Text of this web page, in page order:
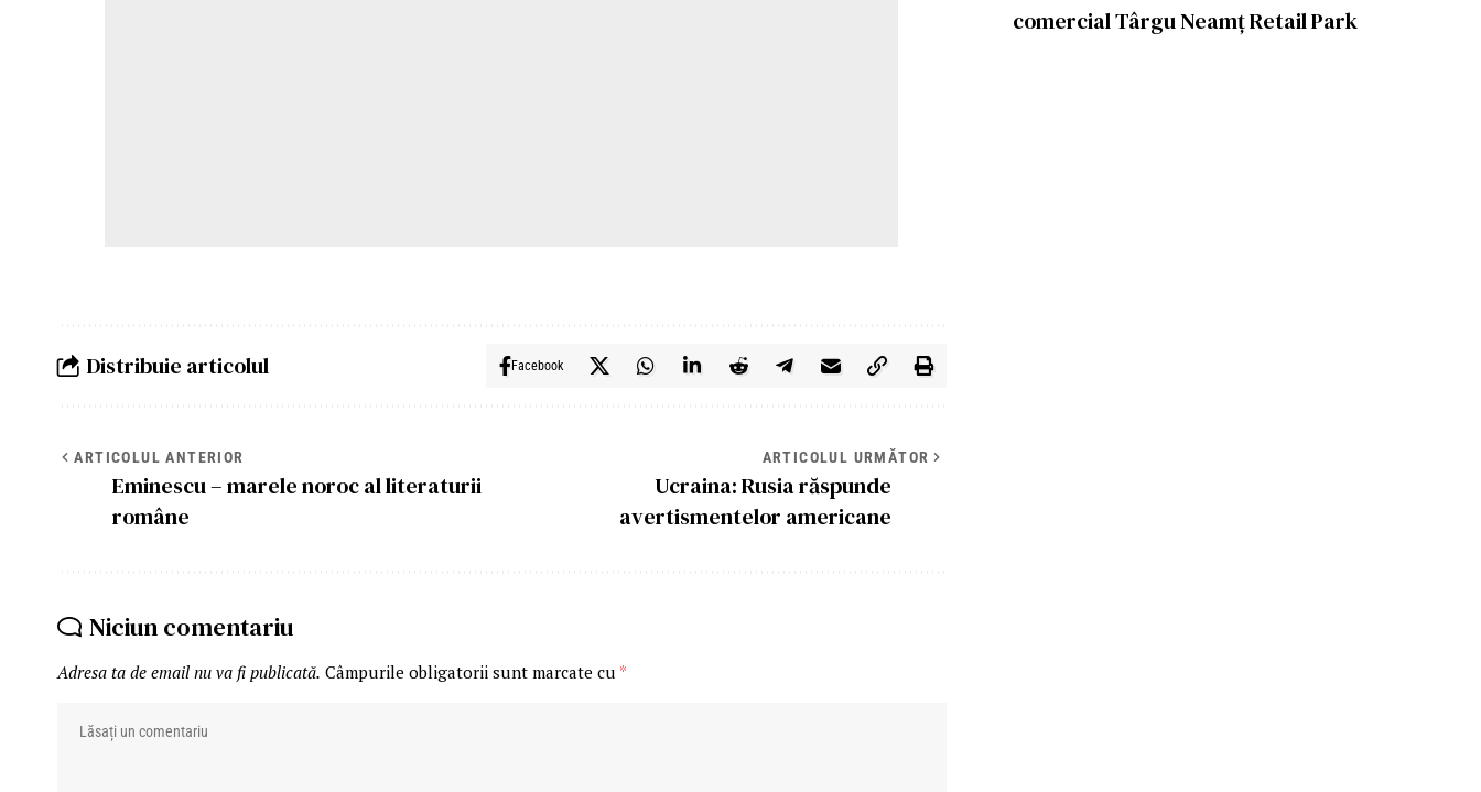
Distribuie articolul Facebook
ARTICOLUL ANTERIOR
Eminescu – marele noroc al literaturii
române
ARTICOLUL URMĂTOR
Ucraina: Rusia răspunde
avertismentelor americane
Niciun comentariu
Adresa ta de email nu va fi publicată. Câmpurile obligatorii sunt marcate cu *
comercial Târgu Neamț Retail Park